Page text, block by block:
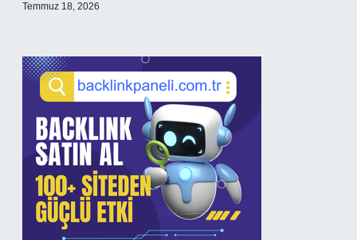
Temmuz 18, 2026